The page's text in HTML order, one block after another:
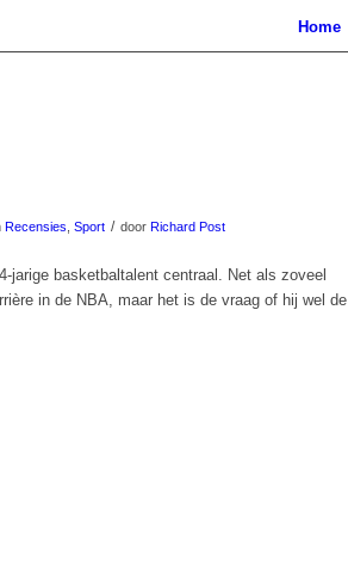
Home
Recensies Sport / door Richard Post
jarige basketbaltalent centraal. Net als zoveel
in de NBA, maar het is de vraag of hij wel de